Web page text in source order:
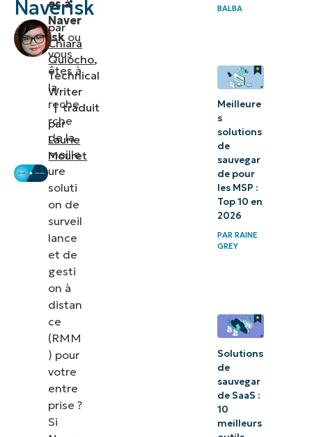
Naverisk
par
Chiara
Quiocho,
Technical
Writer
|traduit
par
Laurie
Mouret
central
3.
GoToResolve
Choisir les
alternatives
à Naverisk
es à
Naver
isk ou
vous
êtes à
la
reche
rche
de la
meille
ure
soluti
on de
surveil
lance
et de
gesti
on à
distan
ce
(RMM
) pour
votre
entre
prise ?
Si
BALBA
Meilleure
s
solutions
de
sauvegar
de pour
les MSP :
Top 10 en
2026
PAR RAINE
GREY
Solutions
de
sauvegar
de SaaS :
10
meilleurs